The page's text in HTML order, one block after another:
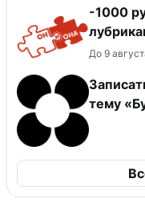
-1000
До 9
тему